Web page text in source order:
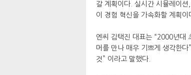
갈 계획이다. 실시간 시뮬레이
이 경험 혁신을 가속화할 계획이
엔씨 김택진 대표는 “2000년대
머를 만나 매우 기쁘게 생각한
것” 이라고 말했다.